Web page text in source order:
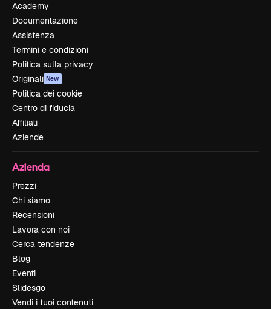
Academy
Documentazione
Assistenza
Termini e condizioni
Politica sulla privacy
Originali New
Politica dei cookie
Centro di fiducia
Affiliati
Aziende
Azienda
Prezzi
Chi siamo
Recensioni
Lavora con noi
Cerca tendenze
Blog
Eventi
Slidesgo
Vendi i tuoi contenuti